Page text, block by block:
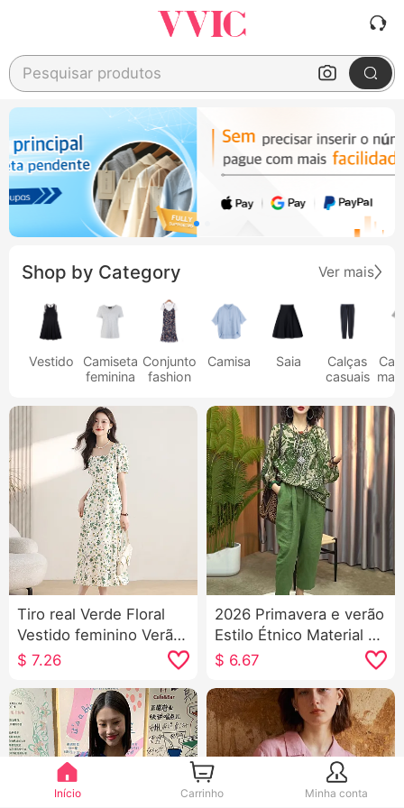
Pesquisar produtos
Shop by Category Ver mais
Vestido
Camiseta
feminina
Conjunto
fashion
Camisa Saia
Calças
casuais
Tiro real Verde Floral
Vestido feminino Verão
Novo Para pessoas
emagrecedor Elegância
Fang Colar A palavra
Chiffon Fada Saia
$7.26
2026 Primavera e verão
Estilo Étnico Material de
Algodão Conjunto
Estampa Top Calças
Harem Gás estrangeiro
Camiseta Camisa
pequena Efeito
$ 6.67
Início Carrinho Minha conta